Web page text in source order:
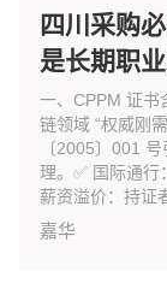
四川采购
是长期职
一、CPPM 证书
链领域 “权威刚
〔2005〕001
理。✅ 国际通行
薪资溢价：持证
嘉华